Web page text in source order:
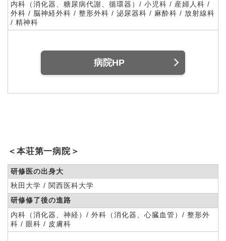
内科（消化器、糖尿病代謝、循環器）/ 小児科 / 産婦人科 /
外科 / 脳神経外科 / 整形外科 / 泌尿器科 / 麻酔科 / 放射線科
/ 精神科
病院HP
＜本荘第一病院＞
研修医の出身大
秋田大学 / 関西医科大学
研修修了後の進路
内科（消化器、神経）/ 外科（消化器、心臓血管）/ 整形外
科 / 眼科 / 皮膚科